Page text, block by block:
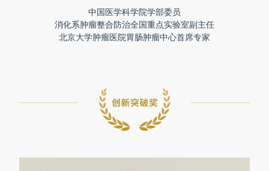
中国医学科学院学部委员
消化系肿瘤整合防治全国重点实验室副主任
北京大学肿瘤医院胃肠肿瘤中心首席专家